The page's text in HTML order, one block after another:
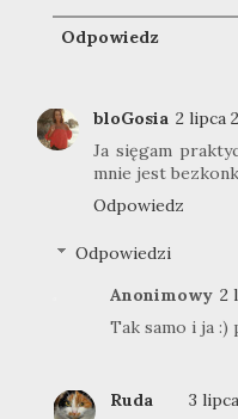
Odpowiedz
bloGosia 2 lipca
Ja sięgam
mnie jest
Odpowiedz
Odpowiedzi
Anonimowy 2
Tak samo i ja :)
Ruda
3